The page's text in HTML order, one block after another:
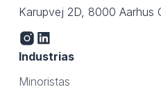
Karupvej 2D, 8000 Aarhus
Industrias
Minoristas